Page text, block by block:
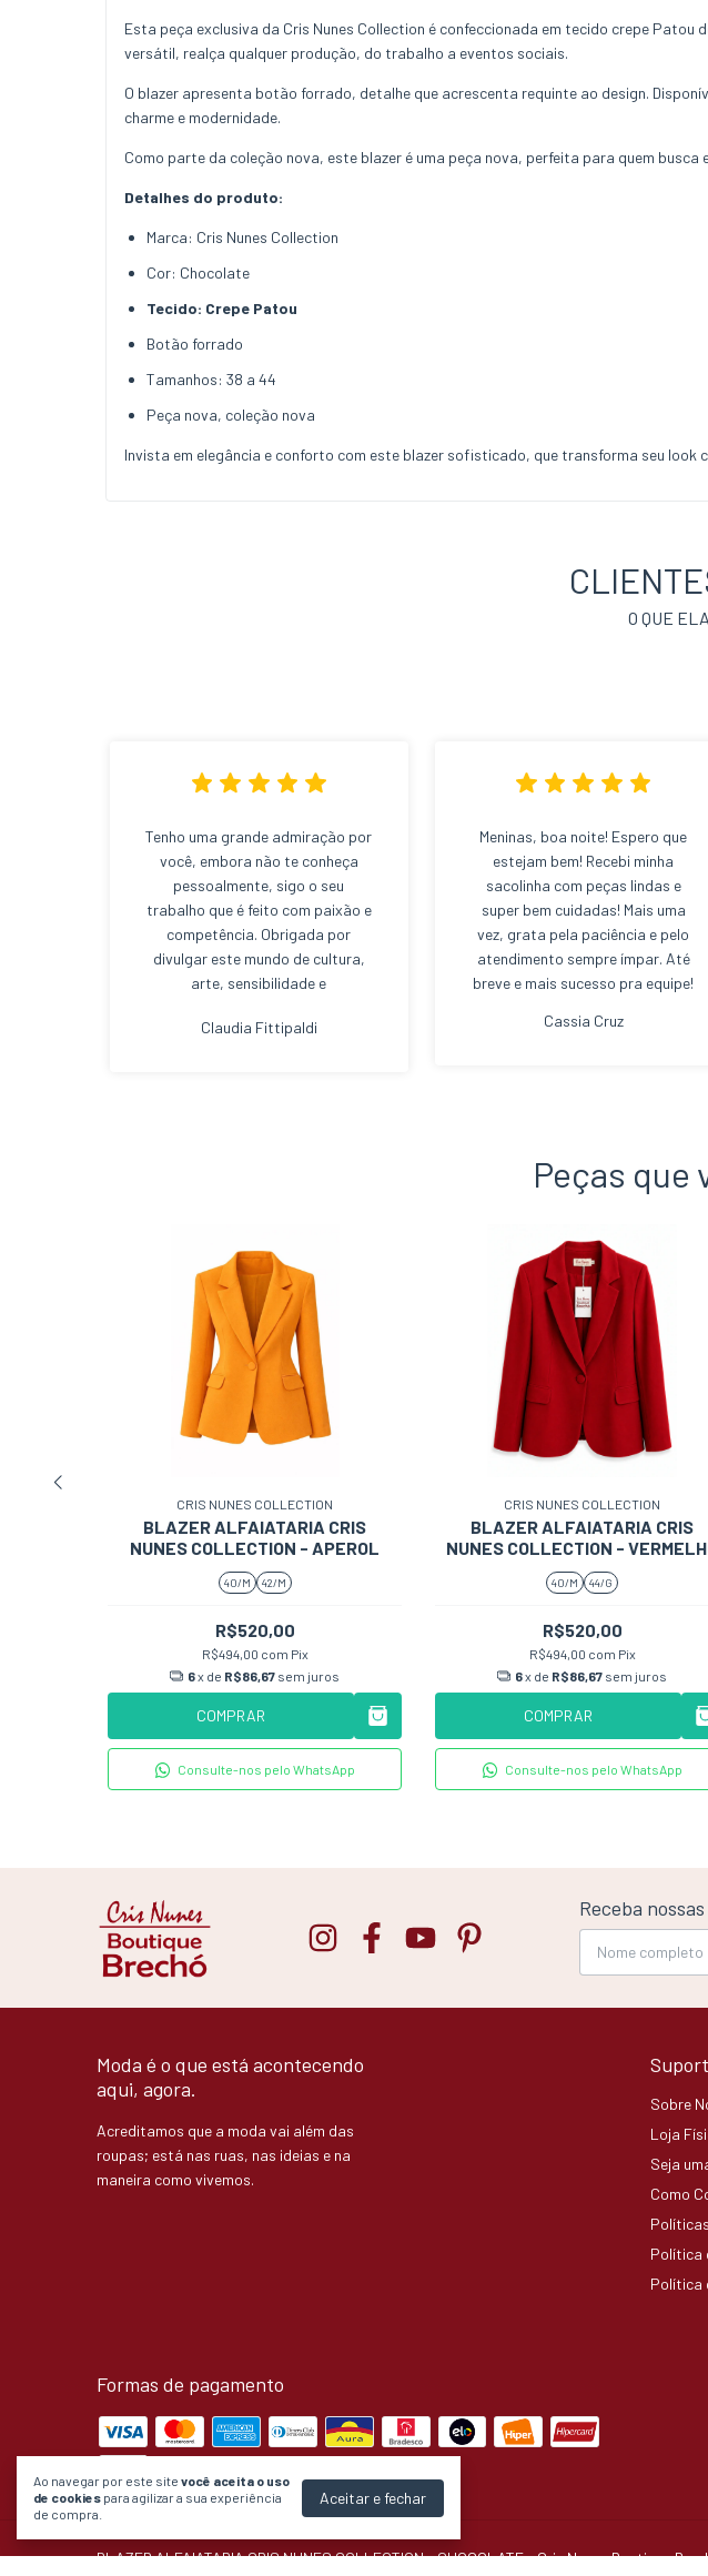
Ao navegar por este site você aceita o uso
de cookies para agilizar a sua experiência
de compra.
Aceitar e fechar
Esta peça exclusiva da Cris Nunes Collection é confeccionada em tecido crepe
versátil, realça qualquer produção, do trabalho a eventos sociais.
O blazer apresenta botão forrado, detalhe que acrescenta requinte ao design.
charme e modernidade.
Como parte da coleção nova, este blazer é uma peça nova, perfeita para quem
Detalhes do produto:
Marca: Cris Nunes Collection
Cor: Chocolate
Tecido: Crepe Patou
Botão forrado
Tamanhos: 38 a 44
Peça nova, coleção nova
Invista em elegância e conforto com este blazer sofisticado, que transforma seu look
O QUE
Tenho uma grande admiração por
você, embora não te conheça
pessoalmente, sigo o seu
trabalho que é feito com paixão e
competência. Obrigada por
divulgar este mundo de cultura,
arte, sensibilidade e
tão leve. Bj. Bj.
Claudia Fittipaldi
Meninas, boa noite! Espero que
estejam bem! Recebi minha
sacolinha com peças lindas e
super bem cuidadas! Mais uma
vez, grata pela paciência e pelo
atendimento sempre ímpar. Até
breve e mais sucesso pra equipe!
Cassia Cruz
Peças que
CRIS NUNES COLLECTION
BLAZER ALFAIATARIA CRIS
NUNES COLLECTION - APEROL
40/M 42/M
R$520,00
R$494,00 com Pix
6x de R$86,67 sem juros
COMPRAR
Consulte-nos pelo WhatsApp
CRIS NUNES COLLECTION
BLAZER ALFAIATARIA CRIS
NUNES COLLECTION -
40/M 44/G
R$520,00
R$494,00 com Pix
6x de R$86,67 sem juros
COMPRAR
Consulte-nos pelo WhatsApp
Receba
Moda é o que está acontecendo
aqui, agora.
Acreditamos que a moda vai além das
roupas; está nas ruas, nas ideias e na
maneira como vivemos.
Sobre
Loja
Seja
Como
Política
Política
Formas de pagamento
BLAZER ALFAIATARIA CRIS NUNES COLLECTION - CHOCOLATE- Cris Nunes Boutique